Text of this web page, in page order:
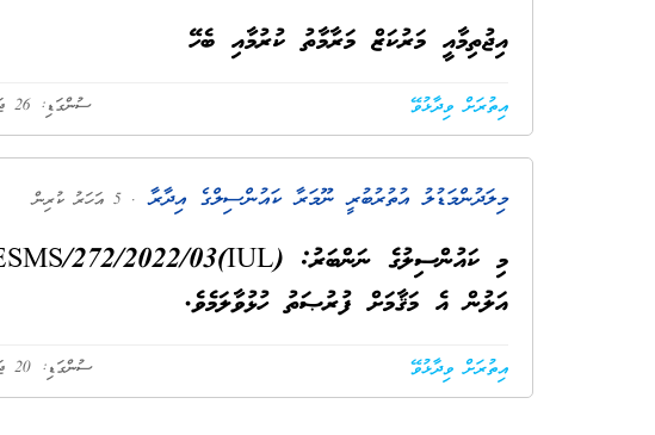
އިޖުތިމާއީ މަރުކަޒް މަރާމާތު ކުރުމާއި ބެހޭ
ސުންގަޑި: 26 ޖަނަވަރީ 2022 13:00 އިތުރަށް ވިދާޅުވޭ
މިލަދުންމަޑުލު އުތުރުބުރީ ނޫމަރާ ކައުންސިލްގެ އިދާރާ . 5 އަހަރު ކުރިން
އަލުން އެ މަޤާމަށް ފުރުޞަތު ހުޅުވާލަމެވެ.
ސުންގަޑި: 20 ޖަނަވަރީ 2022 14:00 އިތުރަށް ވިދާޅުވޭ